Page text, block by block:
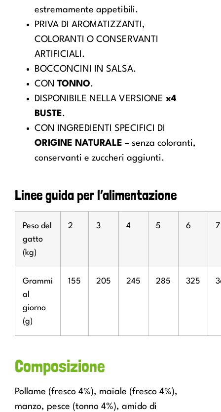
estremamente appetibili.
PRIVA DI AROMATIZZANTI,
COLORANTI O CONSERVANTI
ARTIFICIALI.
BOCCONCINI IN SALSA.
CON TONNO.
DISPONIBILE NELLA VERSIONE x4
BUSTE.
CON INGREDIENTI SPECIFICI DI
ORIGINE NATURALE – senza coloranti,
conservanti e zuccheri aggiunti.
Linee guida per l’alimentazione
Peso del
gatto
(kg)
2 3 4 5 6 7
Grammi
al
giorno
(g)
155 205 245 285 325
Composizione
Pollame (fresco 4%), maiale (fresco 4%),
manzo, pesce (tonno 4%), amido di